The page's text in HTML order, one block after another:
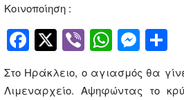
Κοινοποίηση :
Facebook
Twitter
Viber
Στο Ηράκλειο, ο αγιασμός θα
Λιμεναρχείο. Αψηφώντας το